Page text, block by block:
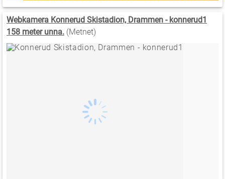
Webkamera Konnerud Skistadion, Drammen - konnerud1
158 meter unna. (Metnet)